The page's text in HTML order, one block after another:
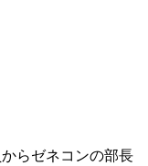
らゼネコンの部長